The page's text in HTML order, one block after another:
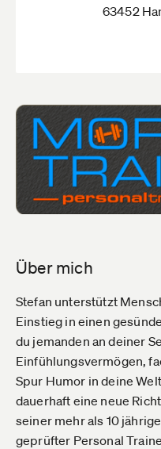
63452
Über mich
Stefan unterstützt
Einstieg in einen
du jemanden an deiner
Einfühlungsvermögen,
Spur Humor in deine
dauerhaft eine neue
seiner mehr als 10
geprüfter Personal